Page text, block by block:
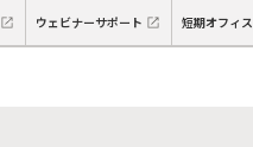
ウェビナーサポート 短期オフィス